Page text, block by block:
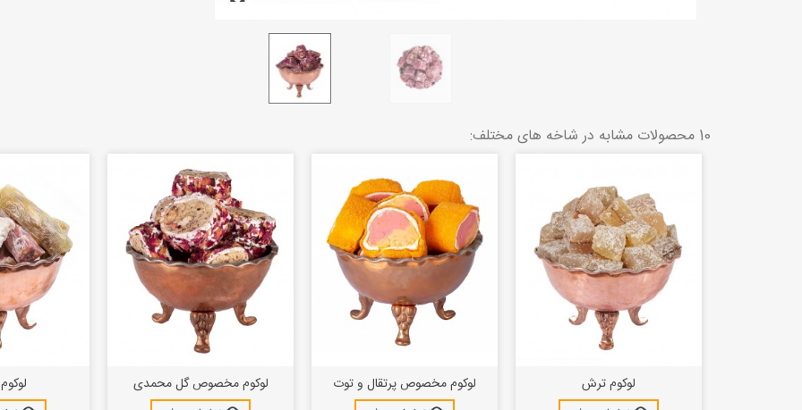
10 محصولات مشابه در شاخه های مختلف:
لوکوم مخصوص گل محمدی
لوکوم مخصوص پرتقال و توت
فرنگی
لوکوم ترش